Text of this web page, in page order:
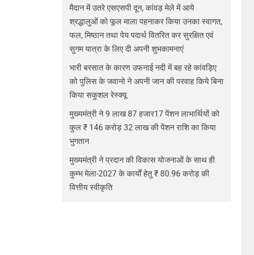
मैदान में उतरे एसएसपी दून, कांवड़ मेले में आये
श्रद्धालुओं को फूल माला पहनाकर किया उनका स्वागत,
फल, मिष्ठान तथा पेय पदार्थ वितरित कर सुरक्षित एवं
सुगम यात्रा के लिए दी अपनी शुभकामनाएं
भारी बरसात के कारण उफनाई नदी में बह रहे कांवड़िए
को पुलिस के जवानो ने अपनी जान की परवाह किये बिना
किया सकुशल रेस्क्यू
मुख्यमंत्री ने 9 लाख 87 हजार17 पेंशन लाभार्थियों को
कुल ₹ 146 करोड़ 32 लाख की पेंशन राशि का किया
भुगतान
मुख्यमंत्री ने प्रदान की विकास योजनाओं के साथ ही
कुम्भ मेला-2027 के कार्यों हेतु ₹ 80.96 करोड़ की
वित्तीय स्वीकृति